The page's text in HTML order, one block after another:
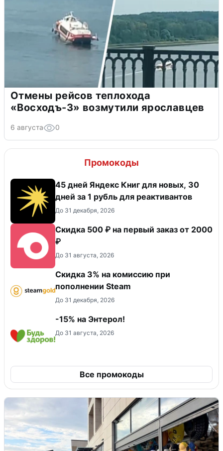
Отмены рейсов теплохода
«Восходъ-3» возмутили ярославцев
6 августа 0
Промокоды
45 дней Яндекс Книг для новых, 30
дней за 1 рубль для реактивантов
До 31 декабря, 2026
Скидка 500 ₽ на первый заказ от 2000
₽
До 31 августа, 2026
Скидка 3% на комиссию при
пополнении Steam
До 31 декабря, 2026
-15% на Энтерол!
До 31 августа, 2026
Все промокоды